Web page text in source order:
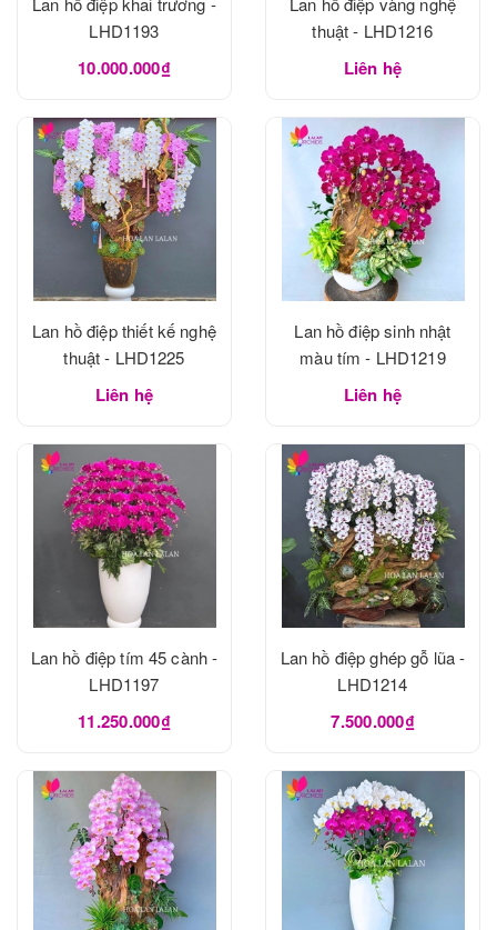
LHD1193
10.000.000₫
thuật - LHD1216
Liên hệ
Lan hồ điệp thiết kế nghệ
thuật - LHD1225
Liên hệ
Lan hồ điệp sinh nhật
màu tím - LHD1219
Liên hệ
Lan hồ điệp tím 45 cành -
LHD1197
11.250.000₫
Lan hồ điệp ghép gỗ lũa -
LHD1214
7.500.000₫